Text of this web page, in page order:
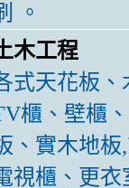
。
木工程
式天花板
櫃、壁櫃
、實木地板
視櫃、更